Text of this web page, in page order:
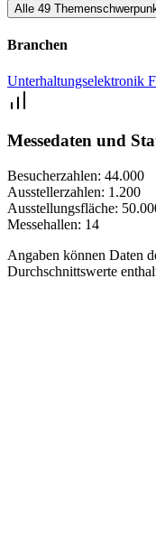
Alle 49
Branchen
Unterhaltungselektronik
Messedaten und
Besucherzahlen: 44.000
Ausstellerzahlen: 1.200
Ausstellungsfläche:
Messehallen: 14
Angaben können Daten
Durchschnittswerte